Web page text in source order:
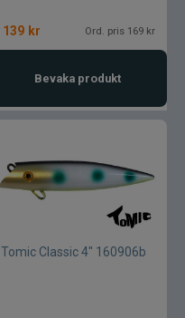
139 kr Ord. pris 169 kr
Bevaka produkt
Tomic Classic 4" 160906b